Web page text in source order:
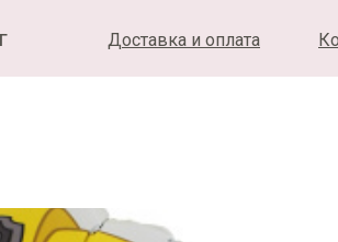
Доставка и оплата